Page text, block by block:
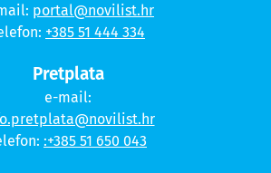
portal@novilist.hr
+385 51 444 334
Pretplata
e-mail:
:+385 51 650 043